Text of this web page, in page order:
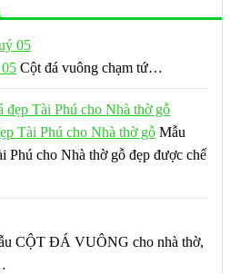
Cột đá vuông chạm tứ…
Tài Phú cho Nhà thờ gỗ Mẫu
Phú cho Nhà thờ gỗ đẹp được chế
ĐÁ VUÔNG cho nhà thờ,